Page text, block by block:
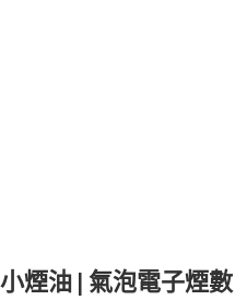
煙油 | 氣泡電子煙數